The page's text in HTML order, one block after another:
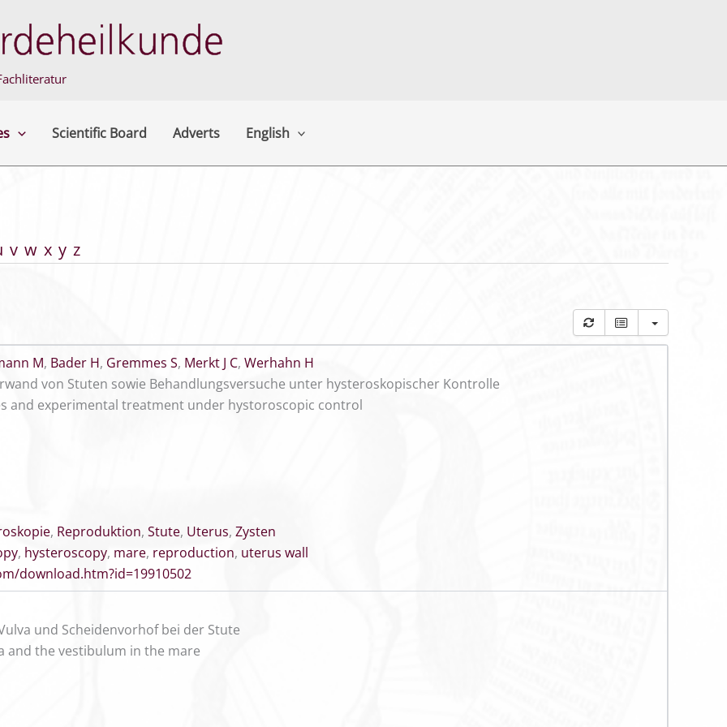
Scientific Board Adverts English
v w x y z
M, Bader H, Gremmes S, Merkt J C, Werhahn H
von Stuten sowie Behandlungsversuche unter hysteroskopischer Kontrolle
and experimental treatment under hystoroscopic control
, Reproduktion, Stute, Uterus, Zysten
, hysteroscopy, mare, reproduction, uterus wall
download.htm?id=19910502
und Scheidenvorhof bei der Stute
and the vestibulum in the mare